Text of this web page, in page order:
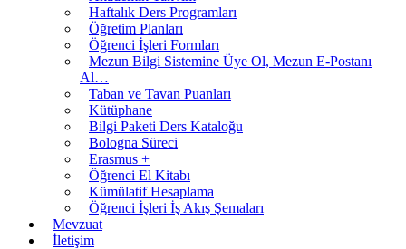
Haftalık Ders Programları
Öğretim Planları
Öğrenci İşleri Formları
Mezun Bilgi Sistemine Üye Ol, Mezun E-Postanı
Al…
Taban ve Tavan Puanları
Kütüphane
Bilgi Paketi Ders Kataloğu
Bologna Süreci
Erasmus +
Öğrenci El Kitabı
Kümülatif Hesaplama
Öğrenci İşleri İş Akış Şemaları
Mevzuat
İletişim